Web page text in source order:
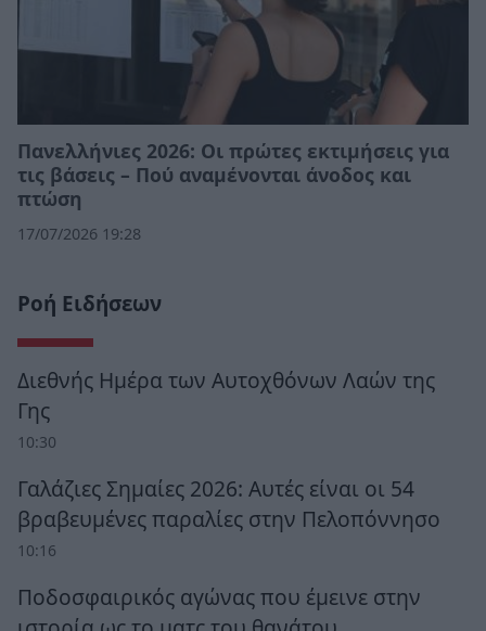
Πανελλήνιες 2026: Οι πρώτες εκτιμήσεις για
τις βάσεις – Πού αναμένονται άνοδος και
πτώση
17/07/2026 19:28
Ροή Ειδήσεων
Διεθνής Ημέρα των Αυτοχθόνων Λαών της
Γης
10:30
Γαλάζιες Σημαίες 2026: Αυτές είναι οι 54
βραβευμένες παραλίες στην Πελοπόννησο
10:16
Ποδοσφαιρικός αγώνας που έμεινε στην